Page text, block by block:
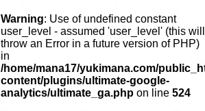
Warning: Use of undefined constant
user_level - assumed 'user_level' (this will
throw an Error in a future version of PHP)
in
/home/mana17/yukimana.com/
content/plugins/ultimate-google-
analytics/ultimate_ga.php on line 524